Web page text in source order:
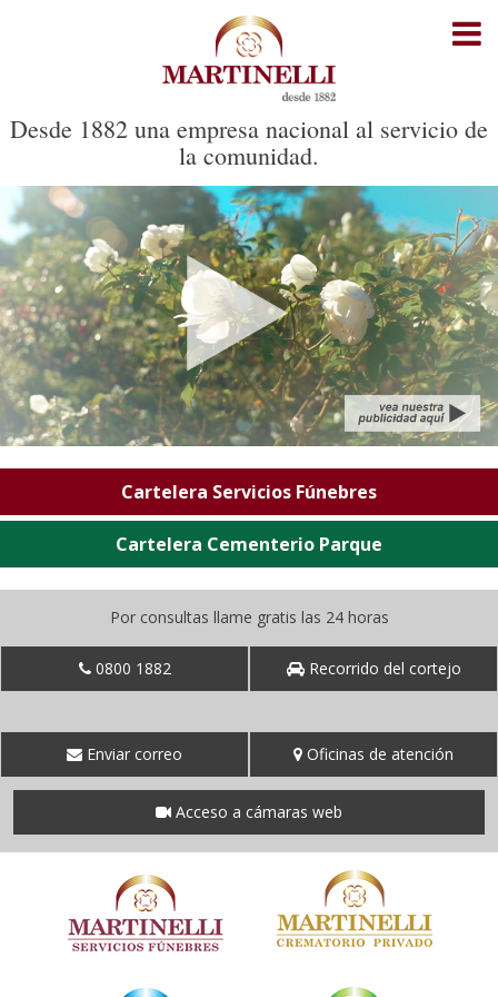
Inicio
Cartelera Servicios Fúnebres
Cartelera Cementerio Parque
Recorrido del cortejo
Noticias
Oficinas
Contacto
Desde 1882 una empresa nacional al servicio de
la comunidad.
Cartelera Servicios Fúnebres
Cartelera Cementerio Parque
Por consultas llame gratis las 24 horas
0800 1882
Enviar correo
Recorrido del cortejo
Oficinas de atención
Acceso a cámaras web